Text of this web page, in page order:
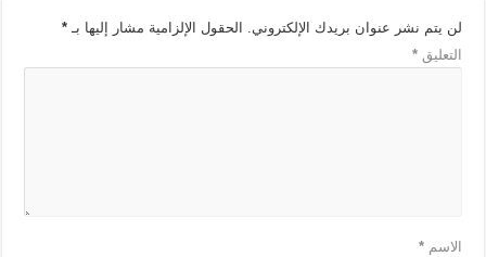
لن يتم نشر عنوان بريدك الإلكتروني. الحقول الإلزامية مشار إليها بـ*
التعليق*
الاسم*